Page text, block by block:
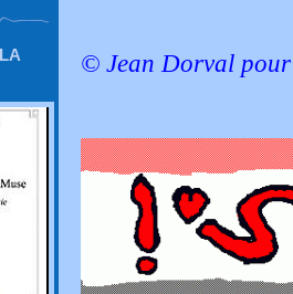
© Jean Dorval